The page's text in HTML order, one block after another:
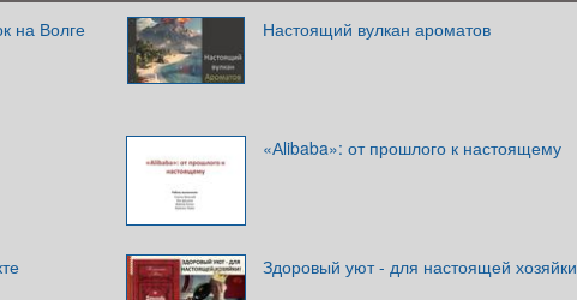
на Волге Настоящий вулкан ароматов
«Аlibaba»: от прошлого к настоящему
Здоровый уют - для настоящей хозяйки